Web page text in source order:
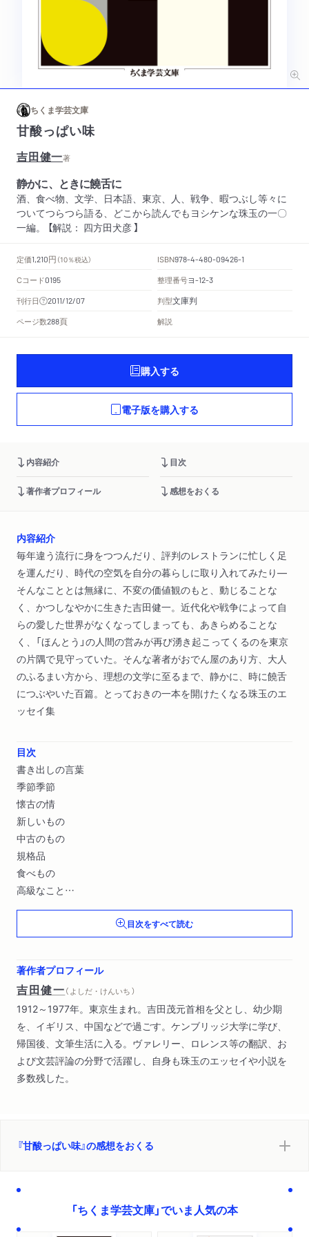
ちくま学芸文庫
甘酸っぱい味
吉田健一著
静かに、ときに饒舌に
酒、食べ物、文学、日本語、東京、人、戦争、暇つぶし等々に
ついてつらつら語る、どこから読んでもヨシケンな珠玉の一〇
一編。 【解説： 四方田犬彦 】
定価1,210円 （10％税込） ISBN978-4-480-09426-1
Cコード0195 整理番号ヨ-12-3
刊行日 2011/12/07 判型文庫判
ページ数288頁 解説
購入する
電子版を購入する
内容紹介 目次
著作者プロフィール 感想をおくる
内容紹介
毎年違う流行に身をつつんだり、評判のレストランに忙しく足
を運んだり、時代の空気を自分の暮らしに取り入れてみたり―
そんなこととは無縁に、不変の価値観のもと、動じることな
く、かつしなやかに生きた吉田健一。近代化や戦争によって自
らの愛した世界がなくなってしまっても、あきらめることな
く、「ほんとう」の人間の営みが再び湧き起こってくるのを東京
の片隅で見守っていた。そんな著者がおでん屋のあり方、大人
のふるまい方から、理想の文学に至るまで、静かに、時に饒舌
につぶやいた百篇。とっておきの一本を開けたくなる珠玉のエ
ッセイ集
目次
書き出しの言葉
季節季節
懐古の情
新しいもの
中古のもの
規格品
食べもの
高級なこと
日本の小説
目次をすべて読む
著作者プロフィール
吉田健一（ よしだ・けんいち ）
1912～1977年。東京生まれ。吉田茂元首相を父とし、幼少期
を、イギリス、中国などで過ごす。ケンブリッジ大学に学び、
帰国後、文筆生活に入る。ヴァレリー、ロレンス等の翻訳、お
よび文芸評論の分野で活躍し、自身も珠玉のエッセイや小説を
多数残した。
『甘酸っぱい味』の感想をおくる
「ちくま学芸文庫」でいま人気の本